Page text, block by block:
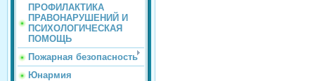
ПРОФИЛАКТИКА
ПРАВОНАРУШЕНИЙ И
ПСИХОЛОГИЧЕСКАЯ
ПОМОЩЬ
Пожарная безопасность
Юнармия